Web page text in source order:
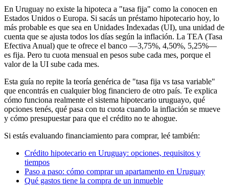
En Uruguay no existe la hipoteca a "tasa fija" como la conocen en
Estados Unidos o Europa. Si sacás un préstamo hipotecario hoy, lo
más probable es que sea en Unidades Indexadas (UI), una unidad de
cuenta que se ajusta todos los días según la inflación. La TEA (Tasa
Efectiva Anual) que te ofrece el banco —3,75%, 4,50%, 5,25%—
es fija. Pero tu cuota mensual en pesos sube cada mes, porque el
valor de la UI sube cada mes.
Esta guía no repite la teoría genérica de "tasa fija vs tasa variable"
que encontrás en cualquier blog financiero de otro país. Te explica
cómo funciona realmente el sistema hipotecario uruguayo, qué
opciones tenés, qué pasa con tu cuota cuando la inflación se mueve
y cómo presupuestar para que el crédito no te ahogue.
Si estás evaluando financiamiento para comprar, leé también:
Crédito hipotecario en Uruguay: opciones, requisitos y
tiempos
Paso a paso: cómo comprar un apartamento en Uruguay
Qué gastos tiene la compra de un inmueble